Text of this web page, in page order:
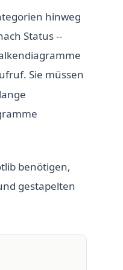
hinweg
Status --
Sie müssen
benötigen,
gestapelten